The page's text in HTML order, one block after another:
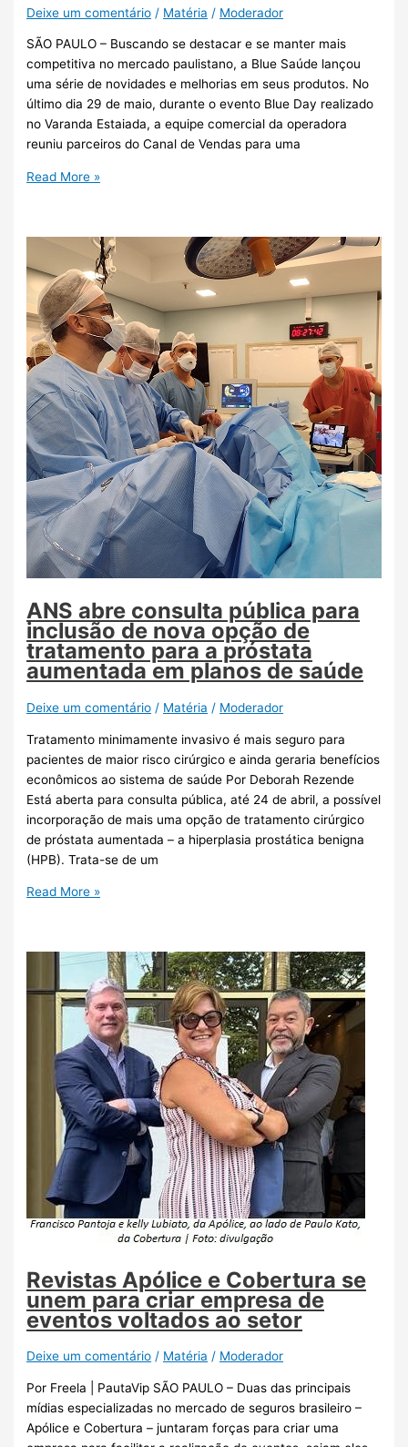
Deixe um comentário / Matéria / Moderador
SÃO PAULO – Buscando se destacar e se manter mais
competitiva no mercado paulistano, a Blue Saúde lançou
uma série de novidades e melhorias em seus produtos. No
último dia 29 de maio, durante o evento Blue Day realizado
no Varanda Estaiada, a equipe comercial da operadora
reuniu parceiros do Canal de Vendas para uma
Read More »
ANS abre consulta pública para
inclusão de nova opção de
tratamento para a próstata
aumentada em planos de saúde
Deixe um comentário / Matéria / Moderador
Tratamento minimamente invasivo é mais seguro para
pacientes de maior risco cirúrgico e ainda geraria benefícios
econômicos ao sistema de saúde Por Deborah Rezende
Está aberta para consulta pública, até 24 de abril, a possível
incorporação de mais uma opção de tratamento cirúrgico
de próstata aumentada – a hiperplasia prostática benigna
(HPB). Trata-se de um
Read More »
Revistas Apólice e Cobertura se
unem para criar empresa de
eventos voltados ao setor
Deixe um comentário / Matéria / Moderador
Por Freela | PautaVip SÃO PAULO – Duas das principais
mídias especializadas no mercado de seguros brasileiro –
Apólice e Cobertura – juntaram forças para criar uma